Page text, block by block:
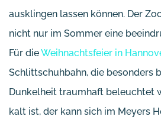
ausklingen lassen können. Der
nicht nur im Sommer eine
Für dieWeihnachtsfeier in
Schlittschuhbahn, die besonders
Dunkelheit traumhaft beleuchtet
kalt ist, der kann sich im Meyers